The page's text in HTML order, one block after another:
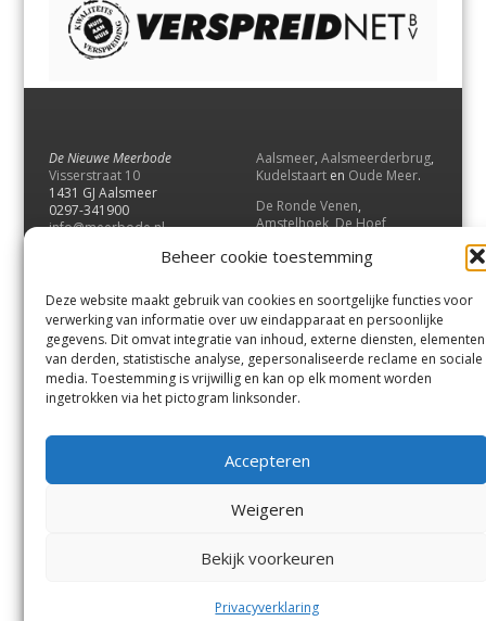
Beheer cookie toestemming
Deze website maakt gebruik van cookies en soortgelijke functies voor
verwerking van informatie over uw eindapparaat en persoonlijke
gegevens. Dit omvat integratie van inhoud, externe diensten, elementen
van derden, statistische analyse, gepersonaliseerde reclame en sociale
media. Toestemming is vrijwillig en kan op elk moment worden
ingetrokken via het pictogram linksonder.
Accepteren
Weigeren
Bekijk voorkeuren
Privacyverklaring
De Nieuwe Meerbode
Visserstraat 10
1431 GJ Aalsmeer
0297-341900
info@meerbode.nl
Aalsmeer, Aalsmeerderbrug,
Kudelstaart en Oude Meer.
De Ronde Venen,
Amstelhoek,De Hoef,
Vrouwenakker,Waverveen
UithoornenDe Kwakel.
Contact
Andere uitgaven
Bezorgklacht
Vacatures
Voorwaarden
Privacyverklaring
De Ronde Venen